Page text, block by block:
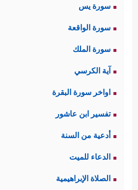
سورة يس
سورة الواقعة
سورة الملك
آية الكرسي
اواخر سورة البقرة
تفسير ابن عاشور
أدعية من السنة
الدعاء للميت
الصلاة الإبراهيمية